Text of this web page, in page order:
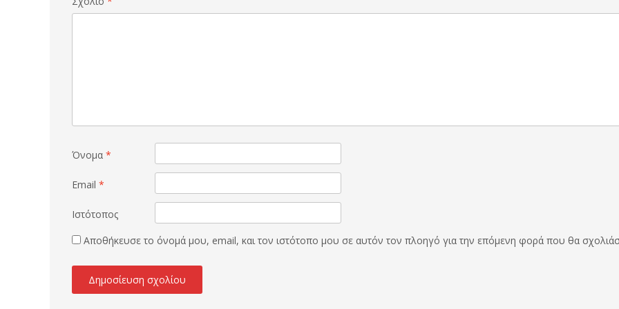
Όνομα *
Email *
Ιστότοπος
Αποθήκευσε το όνομά μου, email, και τον ιστότοπο μου σε αυτόν τον πλοηγό για την επόμενη φορά που θα